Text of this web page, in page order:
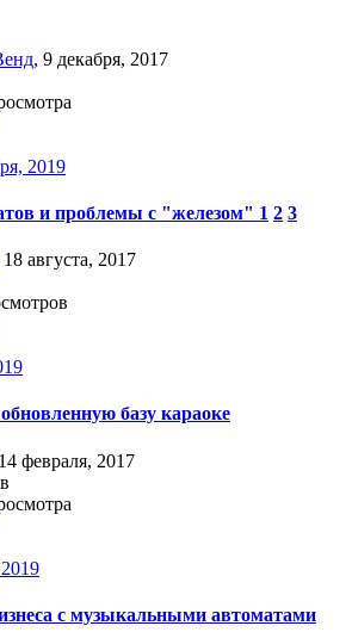
, 9 декабря, 2017
2019
и проблемы с "железом" 1 2 3
18 августа, 2017
базу караоке
14 февраля, 2017
с музыкальными автоматами